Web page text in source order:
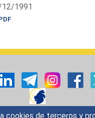
cookies de terceros y
12/1991